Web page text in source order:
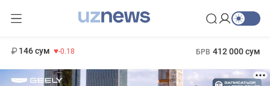
146 сум -0.18 БРВ 412 000 сум